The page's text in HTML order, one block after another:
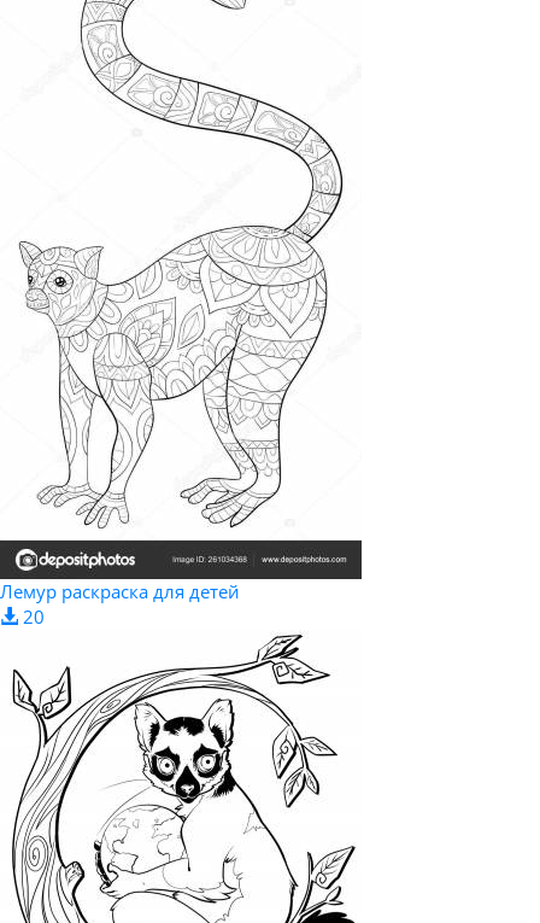
Лемур раскраска для детей
20